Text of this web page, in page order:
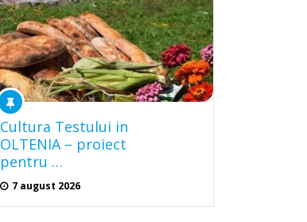
Cultura Testului in
OLTENIA – proiect
pentru …
7 august 2026